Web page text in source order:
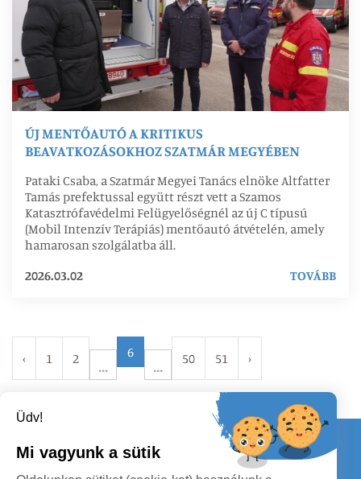
ÚJ MENTŐAUTÓ A KRITIKUS
BEAVATKOZÁSOKHOZ SZATMÁR MEGYÉBEN
Pataki Csaba, a Szatmár Megyei Tanács elnöke Altfatter
Tamás prefektussal együtt részt vett a Szamos
Katasztrófavédelmi Felügyelőségnél az új C típusú
(Mobil Intenzív Terápiás) mentőautó átvételén, amely
hamarosan szolgálatba áll.
2026.03.02
TOVÁBB
‹ 1 2 6 50 51 ›
Kapcsolat
KÖVESSENEK
Üdv!
Mi vagyunk a sütik